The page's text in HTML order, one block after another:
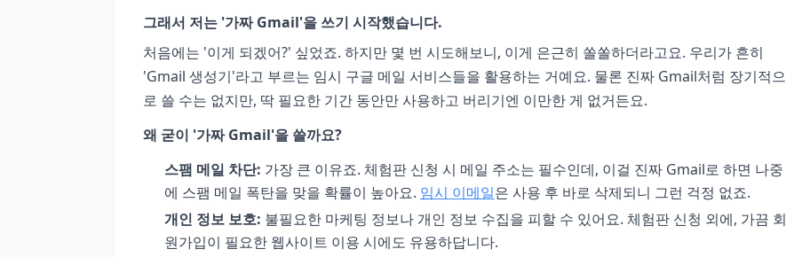
그래서 저는 '가짜 Gmail'을 쓰기 시작했습니다.
처음에는 '이게 되겠어?' 싶었죠. 하지만 몇 번 시도해보니, 이게 은근히 쏠쏠하더라고요. 우리가 흔히
'Gmail 생성기'라고 부르는 임시 구글 메일 서비스들을 활용하는 거예요. 물론 진짜 Gmail처럼 장기적으
로 쓸 수는 없지만, 딱 필요한 기간 동안만 사용하고 버리기엔 이만한 게 없거든요.
왜 굳이 '가짜 Gmail'을 쓸까요?
스팸 메일 차단: 가장 큰 이유죠. 체험판 신청 시 메일 주소는 필수인데, 이걸 진짜 Gmail로 하면 나중
에 스팸 메일 폭탄을 맞을 확률이 높아요. 임시 이메일은 사용 후 바로 삭제되니 그런 걱정 없죠.
개인 정보 보호: 불필요한 마케팅 정보나 개인 정보 수집을 피할 수 있어요. 체험판 신청 외에, 가끔 회
원가입이 필요한 웹사이트 이용 시에도 유용하답니다.